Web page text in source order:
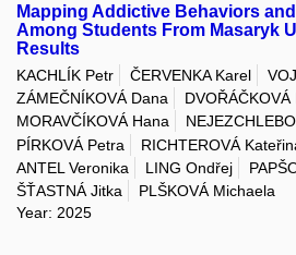
Mapping Addictive Behaviors
Among Students From Masaryk
Results
KACHLÍK Petr ČERVENKA Karel
ZÁMEČNÍKOVÁ Dana
DVOŘÁČKOVÁ
MORAVČÍKOVÁ Hana
PÍRKOVÁ Petra
RICHTEROVÁ
ANTEL Veronika
LING Ondřej
ŠŤASTNÁ Jitka
PLŠKOVÁ Michaela
Year: 2025